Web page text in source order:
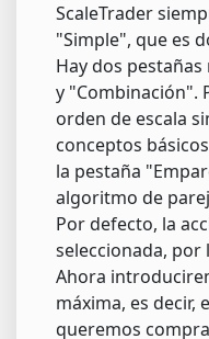
ScaleTrader
"Simple", que es
Hay dos
y "Combinación".
orden de escala
conceptos
la pestaña
algoritmo de
Por defecto, la
seleccionada, por
Ahora
máxima, es decir,
queremos